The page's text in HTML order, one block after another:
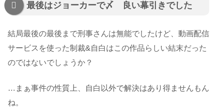
最後はジョーカーで〆 良い幕引きでした
結局最後の最後まで刑事さんは無能でしたけど、動画配信
サービスを使った制裁&自白はこの作品らしい結末だった
のではないでしょうか？
…まぁ事件の性質上、自白以外で解決はあり得ませんもん
ね。